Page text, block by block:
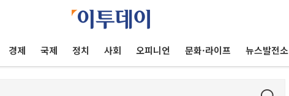
경제 국제 정치 사회 오피니언 문화·라이프 뉴스발전소